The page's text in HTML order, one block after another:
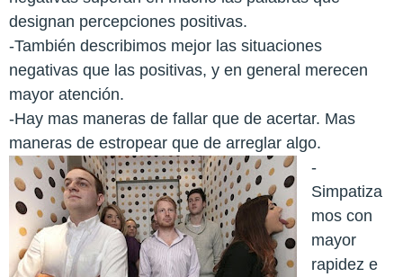
designan percepciones positivas.
-También describimos mejor las situaciones
negativas que las positivas, y en general merecen
mayor atención.
-Hay mas maneras de fallar que de acertar. Mas
maneras de estropear que de arreglar algo.
-
Simpatiza
mos con
mayor
rapidez e